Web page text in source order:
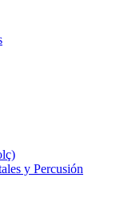
y Percusión